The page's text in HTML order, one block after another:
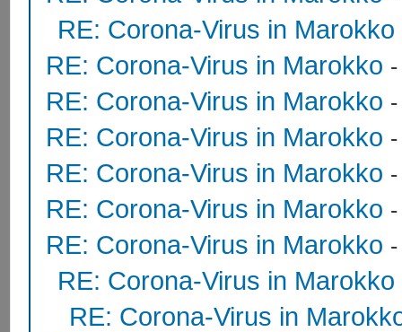
RE: Corona-Virus in Marokko
RE: Corona-Virus in Marokko
RE: Corona-Virus in Marokko
RE: Corona-Virus in Marokko
RE: Corona-Virus in Marokko
RE: Corona-Virus in Marokko
RE: Corona-Virus in Marokko
RE: Corona-Virus in Marokko
RE: Corona-Virus in